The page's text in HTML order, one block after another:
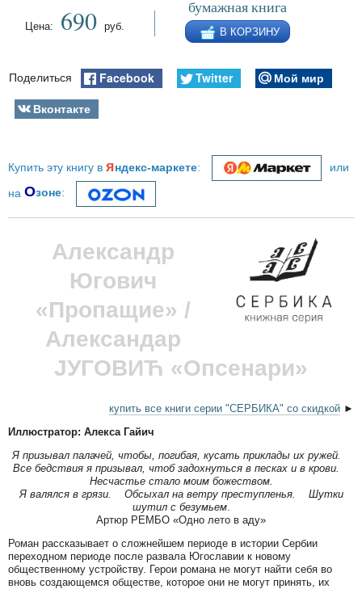
Цена: 690 руб.
бумажная книга
В КОРЗИНУ
Поделиться Facebook Twitter
Мой мир
Вконтакте
Купить эту книгу в яндекс-маркете: или
на Озоне:
Александр
Югович
«Пропащие» /
Александар
JУГОВИЋ «Опсенари»
купить все книги серии "СЕРБИКА" со скидкой ►
Иллюстратор: Алекса Гайич
Я призывал палачей, чтобы, погибая, кусать приклады их ружей.
Все бедствия я призывал, чтоб задохнуться в песках и в крови.
Несчастье стало моим божеством.
Я валялся в грязи. Обсыхал на ветру преступленья. Шутки
шутил с безумьем.
Артюр РЕМБО «Одно лето в аду»
Роман рассказывает о сложнейшем периоде в истории Сербии
переходном периоде после развала Югославии к новому
общественному устройству. Герои романа не могут найти себя во
вновь создающемся обществе, которое они не могут принять, их